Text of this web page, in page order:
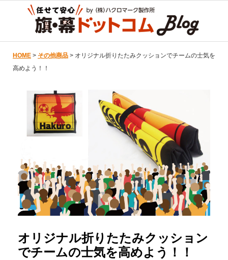
HOME > その他商品 > オリジナル折りたたみクッションでチームの士気を
高めよう！！
オリジナル折りたたみクッション
でチームの士気を高めよう！！